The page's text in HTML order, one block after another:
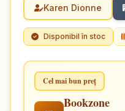
Karen Dionne
Disponibil în stoc
Cel mai bun preț
Bookzone